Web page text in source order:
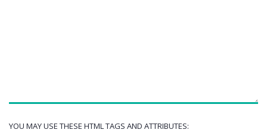
YOU MAY USE THESE HTML TAGS AND ATTRIBUTES: